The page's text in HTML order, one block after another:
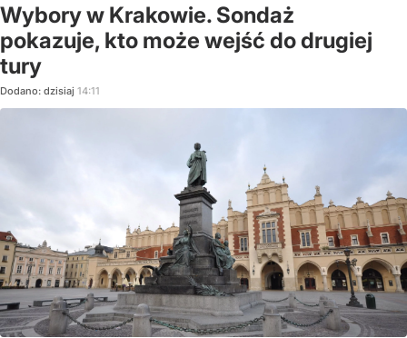
Wybory w Krakowie. Sondaż
pokazuje, kto może wejść do drugiej
tury
Dodano: dzisiaj 14:11